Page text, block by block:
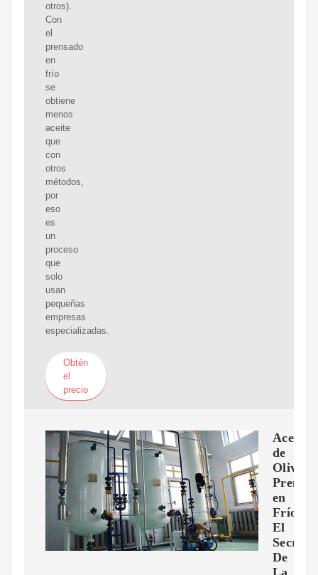
otros).
Con
el
prensado
en
frío
se
obtiene
menos
aceite
que
con
otros
métodos,
por
eso
es
un
proceso
que
solo
usan
pequeñas
empresas
especializadas.
Obtén
el
precio
Aceite
de
Oliva
en
Frío:
El
Secreto
De
La